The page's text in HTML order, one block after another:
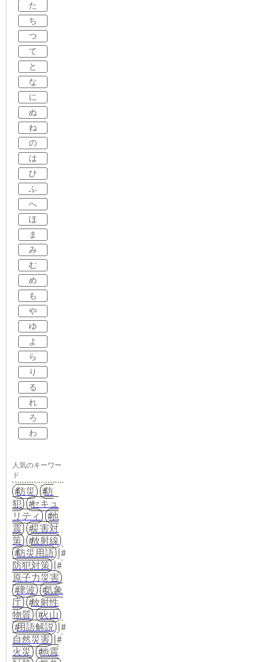
た
ち
つ
て
と
な
に
ぬ
ね
の
は
ひ
ふ
へ
ほ
ま
み
む
め
も
や
ゆ
よ
ら
り
る
れ
ろ
わ
人気のキーワー
ド
防災
防
犯
セキュ
リティ
地
震
災害対
策
放射線
防災用語
防犯対策
原子力災害
津波
気象
庁
放射性
物質
火山
用語解説
自然災害
火災
地震